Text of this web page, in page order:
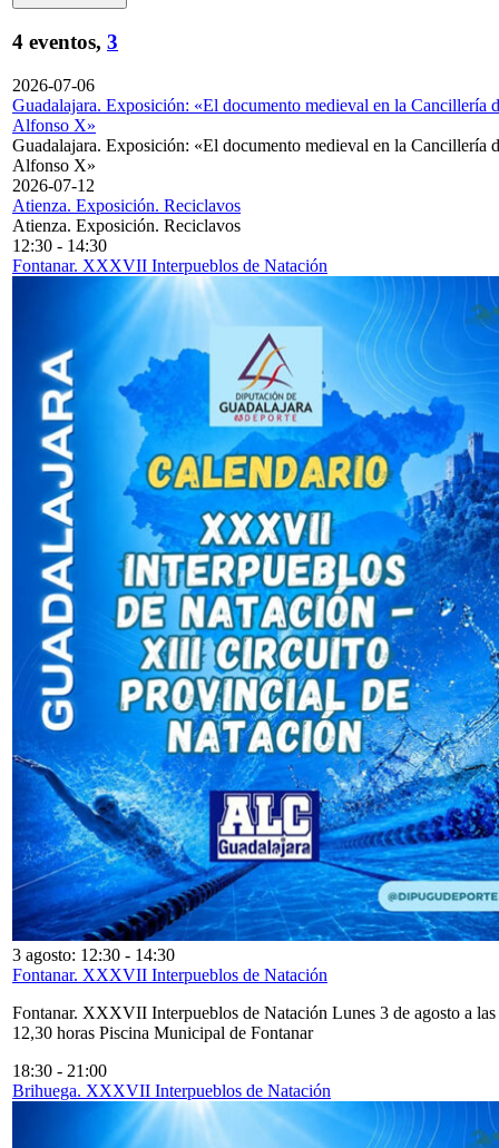
4 eventos, 3
2026-07-06
Guadalajara. Exposición: «El documento medieval en la Cancillería
Alfonso X»
Guadalajara. Exposición: «El documento medieval en la Cancillería
Alfonso X»
2026-07-12
Atienza. Exposición. Reciclavos
Atienza. Exposición. Reciclavos
12:30 - 14:30
Fontanar. XXXVII Interpueblos de Natación
3 agosto: 12:30 - 14:30
Fontanar. XXXVII Interpueblos de Natación
Fontanar. XXXVII Interpueblos de Natación Lunes 3 de agosto a las
12,30 horas Piscina Municipal de Fontanar
18:30 - 21:00
Brihuega. XXXVII Interpueblos de Natación